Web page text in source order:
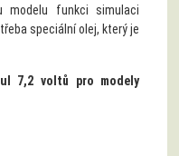
modelu funkci simulaci
speciální olej, který je
7,2 voltů pro modely